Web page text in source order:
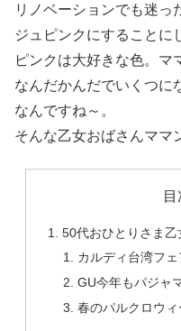
リノベーションでも迷っ
ジュピンクにすることに
ピンクは大好きな色。マ
なんだかんだでいくつに
なんですね～。
そんな乙女おばさんママ
目
50代おひとりさま乙
カルディ台湾フェ
GU今年もパジャ
春のパルクロウィ